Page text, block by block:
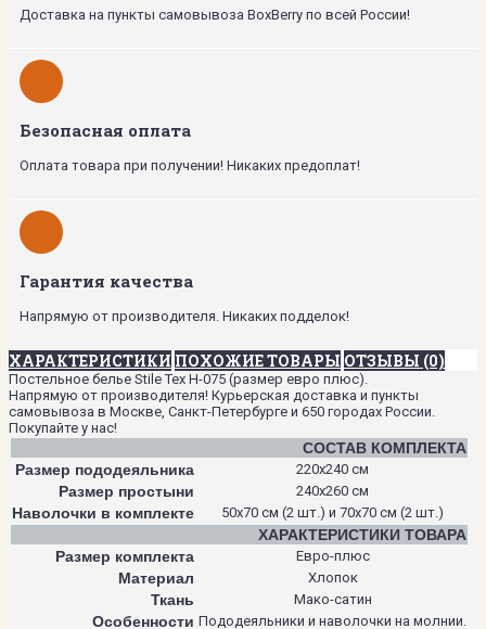
Доставка на пункты самовывоза BoxBerry по всей России!
Безопасная оплата
Оплата товара при получении! Никаких предоплат!
Гарантия качества
Напрямую от производителя. Никаких подделок!
ХАРАКТЕРИСТИКИ ПОХОЖИЕ ТОВАРЫ ОТЗЫВЫ (0)
Постельное белье Stile Tex H-075 (размер евро плюс).
Напрямую от производителя! Курьерская доставка и пункты
самовывоза в Москве, Санкт-Петербурге и 650 городах России.
Покупайте у нас!
СОСТАВ КОМПЛЕКТА
Размер пододеяльника
220х240 см
Размер простыни 240х260 см
Наволочки в комплекте 50х70 см (2 шт.) и 70х70 см (2 шт.)
ХАРАКТЕРИСТИКИ ТОВАРА
Размер комплекта
Евро-плюс
Материал Хлопок
Ткань Мако-сатин
Особенности Пододеяльники и наволочки на молнии.